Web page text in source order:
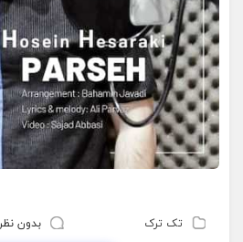
تک ترک بدون نظر